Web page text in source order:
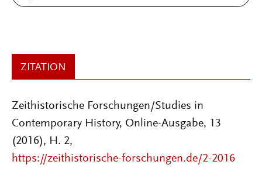
ZITATION
Zeithistorische Forschungen/Studies in
Contemporary History, Online-Ausgabe, 13
(2016), H. 2,
https://zeithistorische-forschungen.de/2-2016